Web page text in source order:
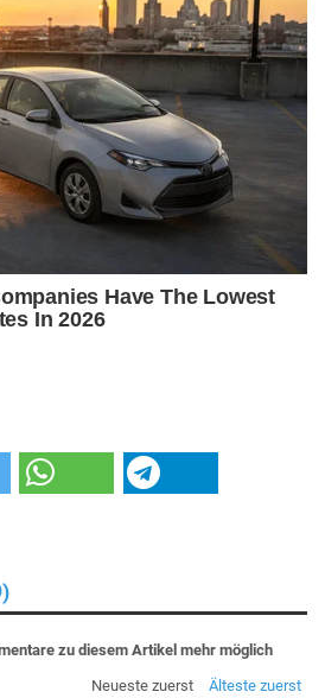
zu diesem Artikel mehr möglich
Neueste zuerst
Älteste zuerst